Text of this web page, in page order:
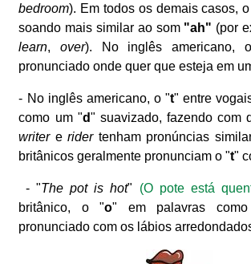
bedroom). Em todos os demais casos, o
soando mais similar ao som "ah" (por
learn,over). No inglês americano,
pronunciado onde quer que esteja em
- No inglês americano, o "t" entre
como um "d" suavizado, fazendo com
writereridertenham pronúncias
britânicos geralmente pronunciam o "t"
- "The pot is hot" (O pote está
britânico, o "o" em palavras
pronunciado com os lábios